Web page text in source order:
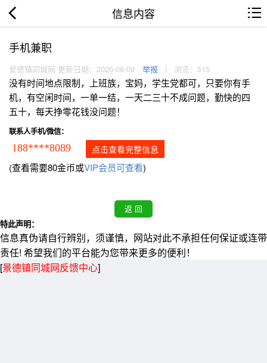
信息内容
手机兼职
景德镇同城网 更新日期：2026-08-09 举报 浏览：515
没有时间地点限制，上班族，宝妈，学生党都可，只要你有手
机，有空闲时间，一单一结，一天二三十不成问题，勤快的四
五十，每天挣零花钱没问题！
联系人手机/微信：
188****8089 点击查看完整信息
(查看需要80金币或VIP会员可查看)
特此声明：
信息真伪请自行辨别，须谨慎，网站对此不承担任何保证或连带
责任! 希望我们的平台能为您带来更多的便利！
[景德镇同城网反馈中心]